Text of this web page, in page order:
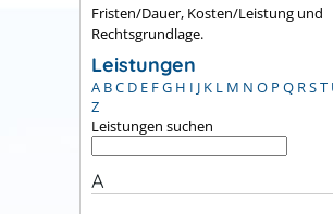
Fristen/Dauer, Kosten/Leistung und
Rechtsgrundlage.
Leistungen
A BC D E FG H I J K L M N O P Q RST
Z
Leistungen suchen
A